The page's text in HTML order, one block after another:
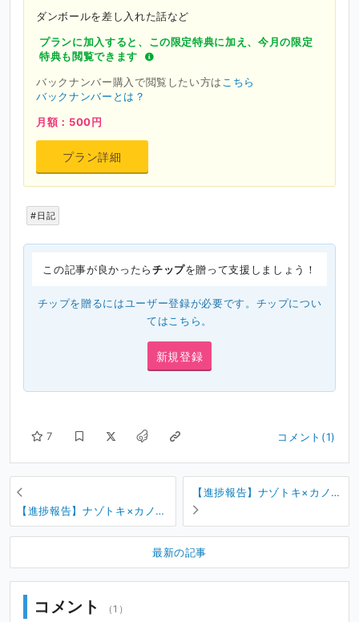
ダンボールを差し入れた話など
プランに加入すると、この限定特典に加え、今月の限定
特典も閲覧できます
バックナンバー購入で閲覧したい方は こちら
バックナンバーとは？
月額：500円
プラン詳細
#日記
この記事が良かったらチップを贈って支援しましょう！
チップを贈るにはユーザー登録が必要です。チップについ
てはこちら。
新規登録
7 コメント(1)
【進捗報告】ナゾトキ×カノジ
ョ2作目！ ジャケットの元イ
ラストをついにお披露目しま
【進捗報告】ナゾトキ×カノジ
トの線画公開！！
最新の記事
コメント （1）